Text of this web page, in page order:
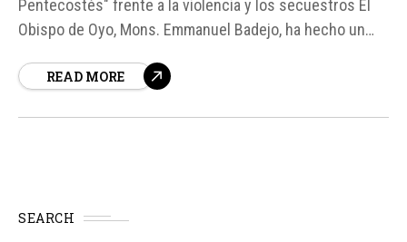
Pentecostés" frente a la violencia y los secuestros El
Obispo de Oyo, Mons. Emmanuel Badejo, ha hecho un
frente a la violencia, los secuestros y el odio que
READ MORE
SEARCH